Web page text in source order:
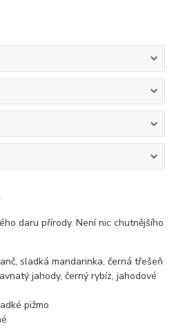
daru přírody. Není nic chutnějšího
sladká mandarinka, černá třešeň
jahody, černý rybíz, jahodové
pižmo